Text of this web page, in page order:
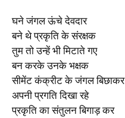
घने जंगल ऊंचे देवदार
बने थे प्रकृति के संरक्षक
तुम तो उन्हें भी मिटाते गए
बन करके उनके भक्षक
सीमेंट कंक्रीट के जंगल बिछाकर
अपनी प्रगति दिखा रहे
प्रकृति का संतुलन बिगाड़ कर